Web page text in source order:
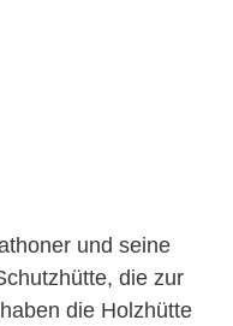
und seine
die zur
die Holzhütte